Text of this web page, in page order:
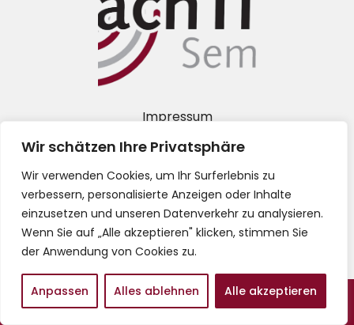
Wir schätzen Ihre Privatsphäre
Wir verwenden Cookies, um Ihr Surferlebnis zu
verbessern, personalisierte Anzeigen oder Inhalte
einzusetzen und unseren Datenverkehr zu analysieren.
Wenn Sie auf „Alle akzeptieren" klicken, stimmen Sie
der Anwendung von Cookies zu.
Anpassen Alles ablehnen Alle akzeptieren
Impressum
Datenschutz
AGB